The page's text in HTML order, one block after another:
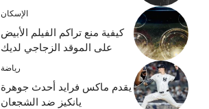
الإسكان
كيفية منع تراكم الفيلم الأبيض
على الموقد الزجاجي لديك
رياضة
يقدم ماكس فرايد أحدث جوهرة
يانكيز ضد الشجعان